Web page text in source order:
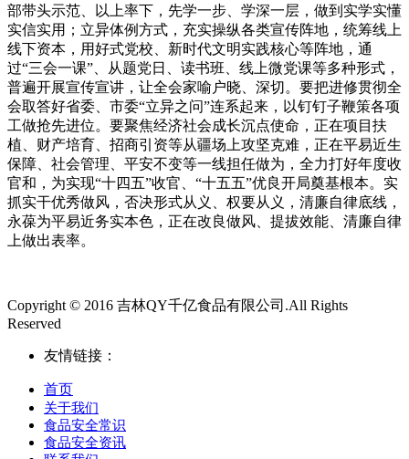
部带头示范、以上率下，先学一步、学深一层，做到实学实懂
实信实用；立异体例方式，充实操纵各类宣传阵地，统筹线上
线下资本，用好式党校、新时代文明实践核心等阵地，通
过“三会一课”、从题党日、读书班、线上微党课等多种形式，
普遍开展宣传宣讲，让全会家喻户晓、深切。要把进修贯彻全
会取答好省委、市委“立异之问”连系起来，以钉钉子鞭策各项
工做抢先进位。要聚焦经济社会成长沉点使命，正在项目扶
植、财产培育、招商引资等从疆场上攻坚克难，正在平易近生
保障、社会管理、平安不变等一线担任做为，全力打好年度收
官和，为实现“十四五”收官、“十五五”优良开局奠基根本。实
抓实干优秀做风，否决形式从义、权要从义，清廉自律底线，
永葆为平易近务实本色，正在改良做风、提拔效能、清廉自律
上做出表率。
Copyright © 2016 吉林QY千亿食品有限公司.All Rights
Reserved
友情链接：
首页
关于我们
食品安全常识
食品安全资讯